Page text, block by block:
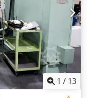
1 / 13